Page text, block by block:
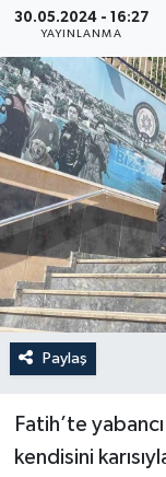
30.05.2024 - 16:27
YAYINLANMA
Paylaş
Fatih’te
kendisini
MAGAZİN
YEREL